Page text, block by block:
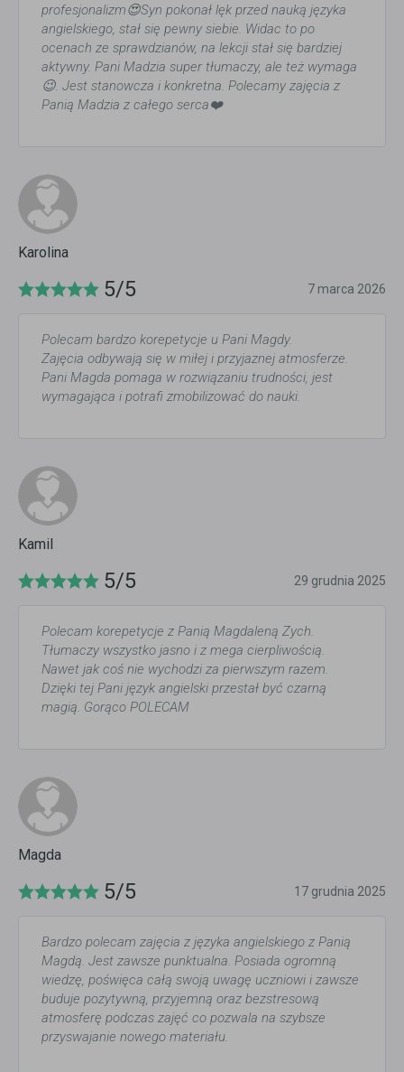
profesjonalizm😍Syn pokonał lęk przed nauką języka
angielskiego, stał się pewny siebie. Widac to po
ocenach ze sprawdzianów, na lekcji stał się bardziej
aktywny. Pani Madzia super tłumaczy, ale też wymaga
😉. Jest stanowcza i konkretna. Polecamy zajęcia z
Panią Madzia z całego serca❤️
Karolina
5/5 7 marca 2026
Polecam bardzo korepetycje u Pani Magdy.
Zajęcia odbywają się w miłej i przyjaznej atmosferze.
Pani Magda pomaga w rozwiązaniu trudności, jest
wymagająca i potrafi zmobilizować do nauki.
Kamil
5/5 29 grudnia 2025
Polecam korepetycje z Panią Magdaleną Zych.
Tłumaczy wszystko jasno i z mega cierpliwością.
Nawet jak coś nie wychodzi za pierwszym razem.
Dzięki tej Pani język angielski przestał być czarną
magią. Gorąco POLECAM
Magda
5/5 17 grudnia 2025
Bardzo polecam zajęcia z języka angielskiego z Panią
Magdą. Jest zawsze punktualna. Posiada ogromną
wiedzę, poświęca całą swoją uwagę uczniowi i zawsze
buduje pozytywną, przyjemną oraz bezstresową
atmosferę podczas zajęć co pozwala na szybsze
przyswajanie nowego materiału.